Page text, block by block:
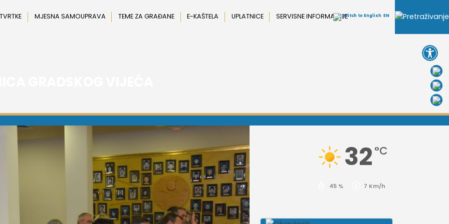
MJESNA SAMOUPRAVA TEME ZA GRAĐANE E-KAŠTELA UPLATNICE SERVISNE INFORMACIJE EN
32 °C
45 % 7 Km/h